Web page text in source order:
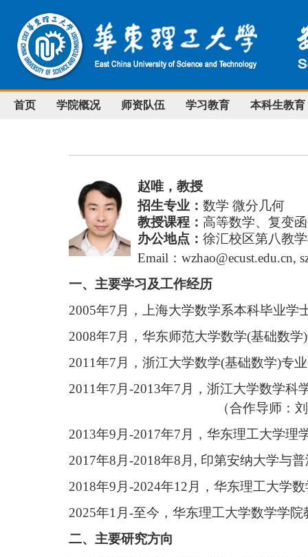
首页 学院概况 师资队伍 学习教育 本科生教育
赵唯，教授
招生专业： 数学 微分几何
教授课程： 高等数学、复变
办公地点： 徐汇校区第八教
Email ： wzhao@ecust.edu.cn,
一、主要学习及工作经历
2005年7 月，上海大学数学系本科毕业学
2008年7 月，华东师范大学数学(基础数学)
2011年7 月，浙江大学数学(基础数学)专
2011年7 月 -2013年7 月，浙江大学数学科
（合作导师：
2013年9 月 -2017年7 月，华东理工大学理
2017年8 月 -2018年8 月 , 印第安纳大学与
2018年9 月 -2024年12 月，华东理工大学
2025年1 月 -至今，华东理工大学数学学院
二、主要研究方向